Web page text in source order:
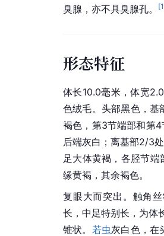
臭腺，亦不具臭腺孔。
[1
形态特征
体长10.0毫米，体宽
色绒毛。头部黑色，基
褐色，第3节端部和第
后端灰白；离基部2/3
足大体黄褐，各胫节
缘黄褐，其余褐色。
复眼大而突出。触角
长，中足特别长，为体
锥状。 若虫灰白色，在